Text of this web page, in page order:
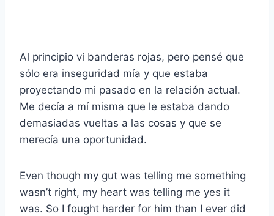
Al principio vi banderas rojas, pero pensé que
sólo era inseguridad mía y que estaba
proyectando mi pasado en la relación actual.
Me decía a mí misma que le estaba dando
demasiadas vueltas a las cosas y que se
merecía una oportunidad.
Even though my gut was telling me something
wasn’t right, my heart was telling me yes it
was. So I fought harder for him than I ever did